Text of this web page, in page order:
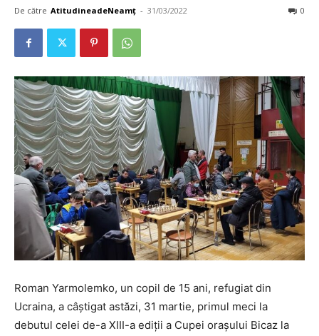
De către AtitudineadeNeamț - 31/03/2022 0
Roman Yarmolemko, un copil de 15 ani, refugiat din
Ucraina, a câștigat astăzi, 31 martie, primul meci la
debutul celei de-a XIII-a ediții a Cupei orașului Bicaz la